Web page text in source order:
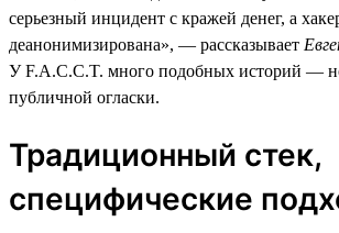
серьезный инцидент с кражей денег, а
деанонимизирована», — рассказывает
У F.A.C.C.T. много подобных историй —
публичной огласки.
Традиционный стек,
специфические